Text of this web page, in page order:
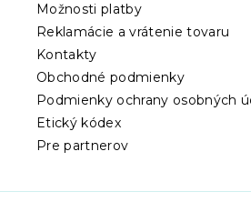
Možnosti platby
Reklamácie a vrátenie tovaru
Kontakty
Obchodné podmienky
Podmienky ochrany osobných
Etický kódex
Pre partnerov